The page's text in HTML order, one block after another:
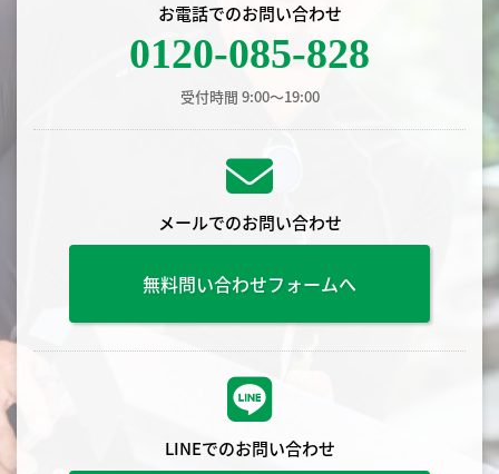
お電話でのお問い合わせ
0120-085-828
受付時間 9:00〜19:00
メールでのお問い合わせ
無料問い合わせフォームへ
LINEでのお問い合わせ